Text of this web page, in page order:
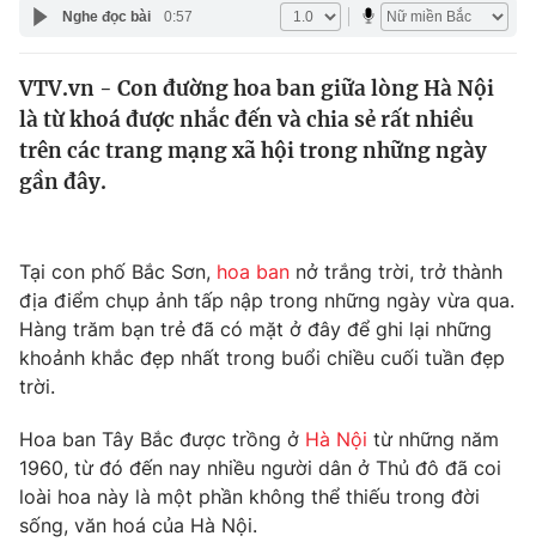
Y tế
Thế giới
Thế giới đó đây
Câu chuyện quốc tế
Tài chính
Thị trường
Góc doanh nghiệp
Dữ liệu và đời sống
Truyền hình
Phim VTV
Hậu trường
Nhân vật
Giải trí
Điện ảnh
Đời sống
Đời sống
Giáo dục
Nghe đọc bài 0:57
VTV.vn - Con đường hoa ban giữa lòng Hà Nội
là từ khoá được nhắc đến và chia sẻ rất nhiều
trên các trang mạng xã hội trong những ngày
gần đây.
Tại con phố Bắc Sơn, hoa ban nở trắng trời, trở thành
địa điểm chụp ảnh tấp nập trong những ngày vừa qua.
Hàng trăm bạn trẻ đã có mặt ở đây để ghi lại những
khoảnh khắc đẹp nhất trong buổi chiều cuối tuần đẹp
trời.
Hoa ban Tây Bắc được trồng ở Hà Nội từ những năm
1960, từ đó đến nay nhiều người dân ở Thủ đô đã coi
loài hoa này là một phần không thể thiếu trong đời
sống, văn hoá của Hà Nội.